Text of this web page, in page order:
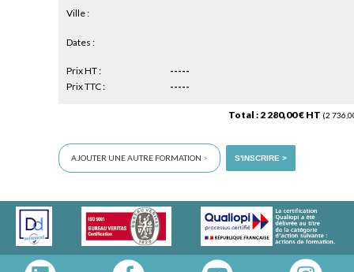
Total : 2 280,00 € HT (2
Ville :
Dates :
Prix HT :
-----
Prix TTC :
-----
AJOUTER UNE AUTRE FORMATION > S'INSCRIRE >